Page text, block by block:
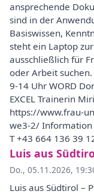
ansprechende
sind in der
Basiswissen,
steht ein Laptop
ausschließlich für
oder Arbeit
9-14 Uhr WORD
EXCEL Trainerin
https://www.frau-
we3-2/
T +43 664 136 39
Luis aus
Do., 05.11.2026,
Luis aus Südtirol –